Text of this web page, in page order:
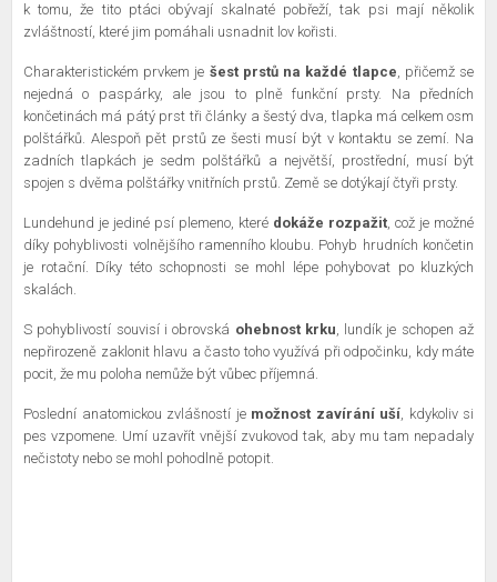
k tomu, že tito ptáci obývají skalnaté pobřeží, tak psi mají několik
zvláštností, které jim pomáhali usnadnit lov kořisti.
Charakteristickém prvkem je šest prstů na každé tlapce, přičemž se
nejedná o paspárky, ale jsou to plně funkční prsty. Na předních
končetinách má pátý prst tři články a šestý dva, tlapka má celkem osm
polštářků. Alespoň pět prstů ze šesti musí být v kontaktu se zemí. Na
zadních tlapkách je sedm polštářků a největší, prostřední, musí být
spojen s dvěma polštářky vnitřních prstů. Země se dotýkají čtyři prsty.
Lundehund je jediné psí plemeno, které dokáže rozpažit, což je možné
díky pohyblivosti volnějšího ramenního kloubu. Pohyb hrudních končetin
je rotační. Díky této schopnosti se mohl lépe pohybovat po kluzkých
skalách.
S pohyblivostí souvisí i obrovská ohebnost krku, lundík je schopen až
nepřirozeně zaklonit hlavu a často toho využívá při odpočinku, kdy máte
pocit, že mu poloha nemůže být vůbec příjemná.
Poslední anatomickou zvlášností je možnost zavírání uší, kdykoliv si
pes vzpomene. Umí uzavřít vnější zvukovod tak, aby mu tam nepadaly
nečistoty nebo se mohl pohodlně potopit.